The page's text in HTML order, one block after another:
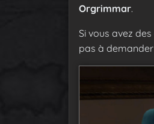
Orgrimmar.
Si vous avez
pas à